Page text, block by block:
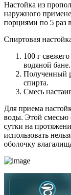
Настойка из
наружного
порциями по 5 раз
Спиртовая
100 г
водяной бане.
Полученный
спирта.
Смесь
Для приема
воды. Этой смесью
сутки на
использовать
оболочку